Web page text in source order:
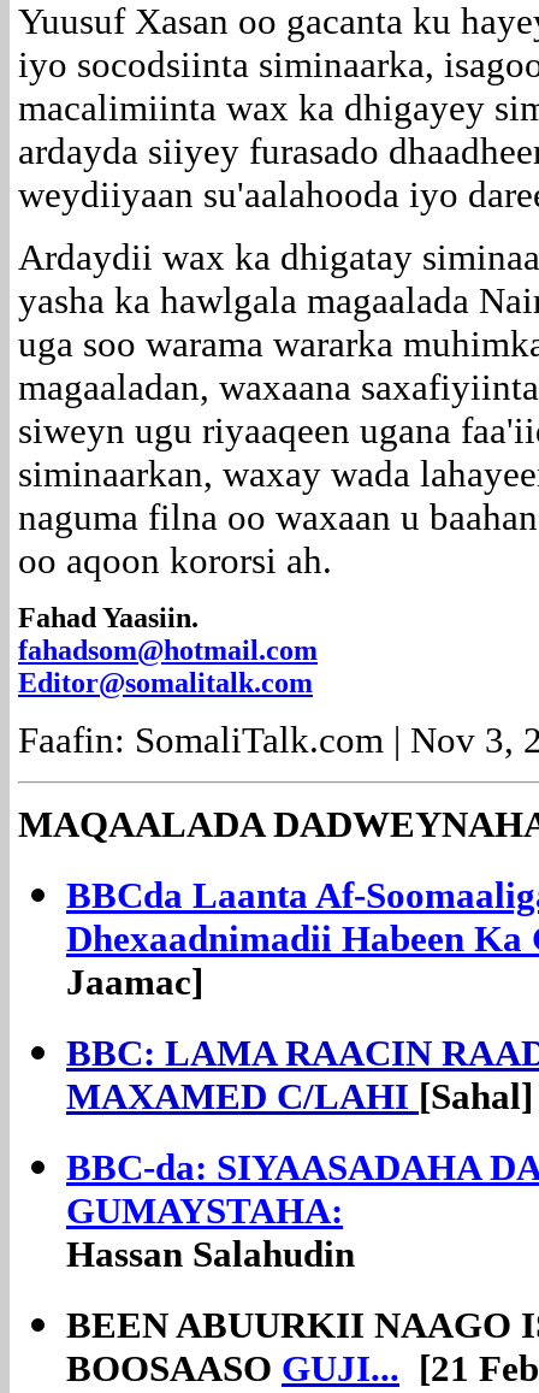
Yuusuf Xasan oo gacanta ku
iyo socodsiinta siminaarka,
macalimiinta wax ka dhigayey
ardayda siiyey furasado
weydiiyaan su'aalahooda iyo
Ardaydii wax ka dhigatay
yasha ka hawlgala magaalada
uga soo warama wararka
magaaladan, waxaana
siweyn ugu riyaaqeen ugana
siminaarkan, waxay wada
naguma filna oo waxaan u
oo aqoon kororsi ah.
Fahad Yaasiin.
fahadsom@hotmail.com
Editor@somalitalk.com
Faafin: SomaliTalk.com | Nov 3,
MAQAALADA
BBCda Laanta Af-
Dhexaadnimadii Habeen Ka
Jaamac]
BBC: LAMA RAACIN
MAXAMED C/LAHI [Sahal]
BBC-da: SIYAASADAHA
GUMAYSTAHA:
Hassan Salahudin
BEEN ABUURKII NAAGO
BOOSAASO GUJI... [21